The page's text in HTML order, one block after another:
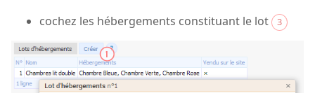
cochez les hébergements constituant le lot 3